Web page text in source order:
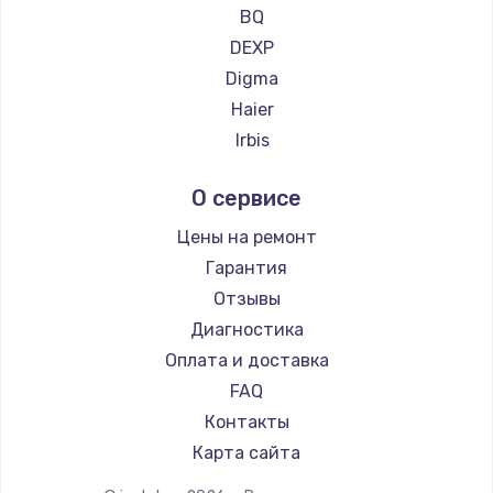
1060 руб.
Заказать
Замена системы охлаждения
1645 руб.
Замена процессора
1290 руб.
Заказать
Замена оперативной памяти
960 руб.
Заказать
Ремонт планшетов CHUWI
BQ
DEXP
Digma
Haier
Irbis
Microsoft
BlackView
Amazon
Aquarius
Philips
Dell
HP
Getac
ZTE
О сервисе
Цены на ремонт
Гарантия
Отзывы
Диагностика
Оплата и доставка
FAQ
Контакты
Карта сайта